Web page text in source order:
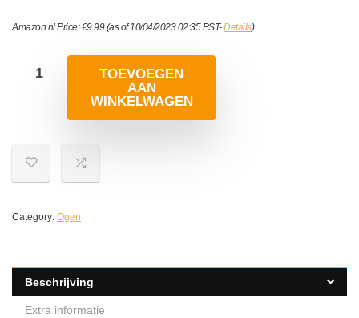
Amazon.nl Price:€9.99(as of 10/04/2023 02:35 PST-Details)
TOEVOEGEN
AAN
WINKELWAGEN
Category: Ogen
Beschrijving
Extra informatie